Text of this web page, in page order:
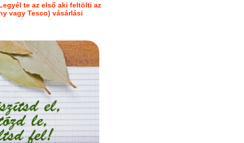
te az első aki feltölti az
vagy Tesco) vásárlási